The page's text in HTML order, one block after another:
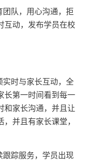
队，用心沟通，拒
互动，发布学员在校
实时与家长互动，全
长第一时间看到每一
和家长沟通，并且让
并且有家长课堂，
跟踪服务，学员出现